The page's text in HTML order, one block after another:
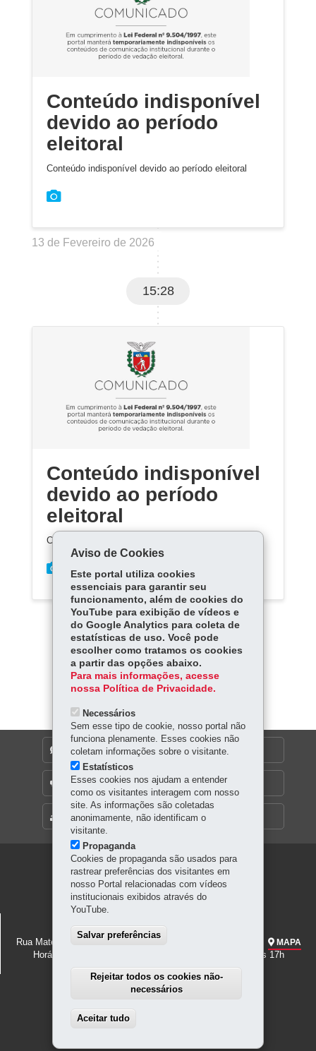
Conteúdo indisponível
devido ao período
eleitoral
Conteúdo indisponível devido ao período eleitoral
13 de Fevereiro de 2026
15:28
Conteúdo indisponível
devido ao período
eleitoral
Conteúdo indisponível devido ao período eleitoral
Carregar mais
MAPA DO SITE
DENUNCIE CORRUPÇÃO
OUVIDORIA
Navegação
principal
Rua Mateus Leme 336 - Centro - 80.510-190 MAPA
Horário de funcionamento: Terça a domingo, das 9h30 às 17h
Aviso de Cookies
Este portal utiliza cookies
essenciais para garantir seu
funcionamento, além de cookies do
YouTube para exibição de vídeos e
do Google Analytics para coleta de
estatísticas de uso. Você pode
escolher como tratamos os cookies
a partir das opções abaixo.
Para mais informações, acesse
nossa Política de Privacidade.
Necessários
Sem esse tipo de cookie, nosso portal não
funciona plenamente. Esses cookies não
coletam informações sobre o visitante.
Estatísticos
Esses cookies nos ajudam a entender
como os visitantes interagem com nosso
site. As informações são coletadas
anonimamente, não identificam o
visitante.
Propaganda
Cookies de propaganda são usados para
rastrear preferências dos visitantes em
nosso Portal relacionadas com vídeos
institucionais exibidos através do
YouTube.
Salvar preferências
Rejeitar todos os cookies não-
necessários
Aceitar tudo